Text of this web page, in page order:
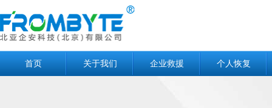
首页 关于我们 企业救援 个人恢复